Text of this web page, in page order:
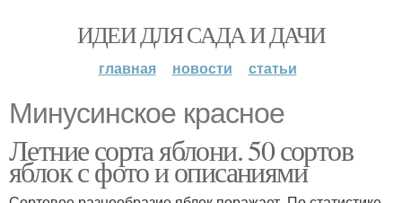
ИДЕИ ДЛЯ САДА И ДАЧИ
главная новости статьи
Минусинское красное
Летние сорта яблони. 50 сортов
яблок с фото и описаниями